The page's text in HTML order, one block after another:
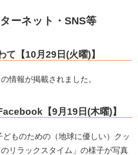
ーネット・SNS等
て【10月29日(火曜)】
情報が掲載されました。
【9月19日(木曜)】
どものための（地球に優しい）クッ
リラックスタイム」の様子が写真